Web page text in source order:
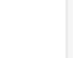
ざいます。
車両・シート